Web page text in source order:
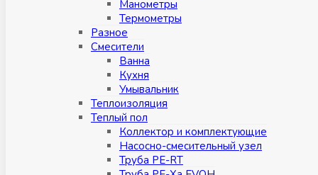
Манометры
Термометры
Разное
Смесители
Ванна
Кухня
Умывальник
Теплоизоляция
Теплый пол
Коллектор и комплектующие
Насосно-смесительный узел
Труба PE-RT